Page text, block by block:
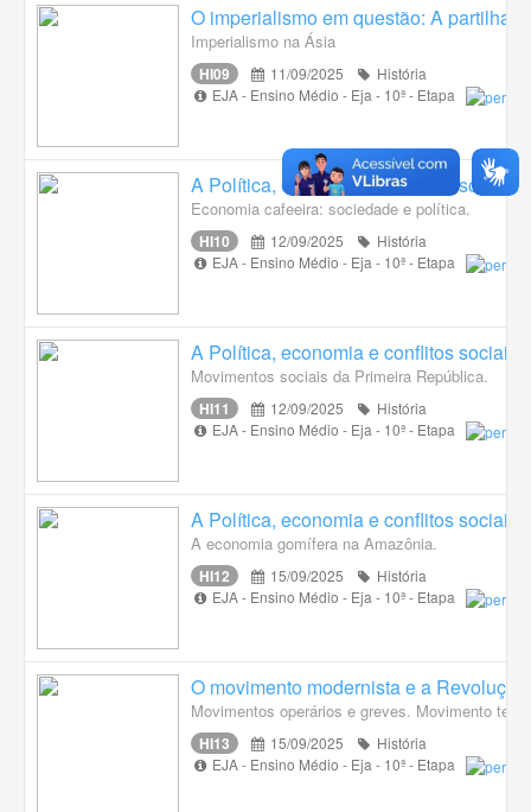
O imperialismo em questão: A partilha
Imperialismo na Ásia
HI09 11/09/2025
História
EJA - Ensino Médio - Eja - 10ª - Etapa
A Política, economia e conflitos sociais
Economia cafeeira: sociedade e política.
HI10 12/09/2025
História
EJA - Ensino Médio - Eja - 10ª - Etapa
A Política, economia e conflitos sociais
Movimentos sociais da Primeira República.
HI11 12/09/2025
História
EJA - Ensino Médio - Eja - 10ª - Etapa
A Política, economia e conflitos sociais
A economia gomífera na Amazônia.
HI12 15/09/2025
História
EJA - Ensino Médio - Eja - 10ª - Etapa
O movimento modernista e a
Movimentos operários e greves. Movimento
HI13 15/09/2025
História
EJA - Ensino Médio - Eja - 10ª - Etapa